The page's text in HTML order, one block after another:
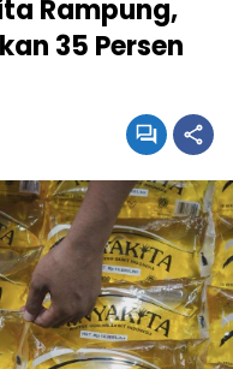
Rampung,
35 Persen